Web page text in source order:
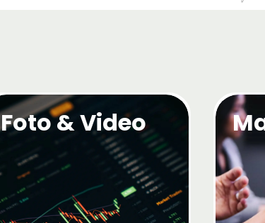
Foto & Video